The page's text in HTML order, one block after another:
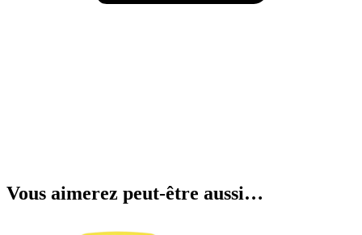
Vous aimerez peut-être aussi…